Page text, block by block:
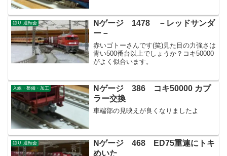
独り 運転会
Nゲージ 1478 －レッドサンダ
ー－
赤いゴトーさんです(笑)見た目の力強さは
青い500番台以上でしょうか？コキ50000
がよく似合います。
入線・整備・加工
Nゲージ 386 コキ50000 カプ
ラー交換
車端部の見映えが良くなりましたよ
独り 運転会
Nゲージ 468 ED75重連にトキ
めいた